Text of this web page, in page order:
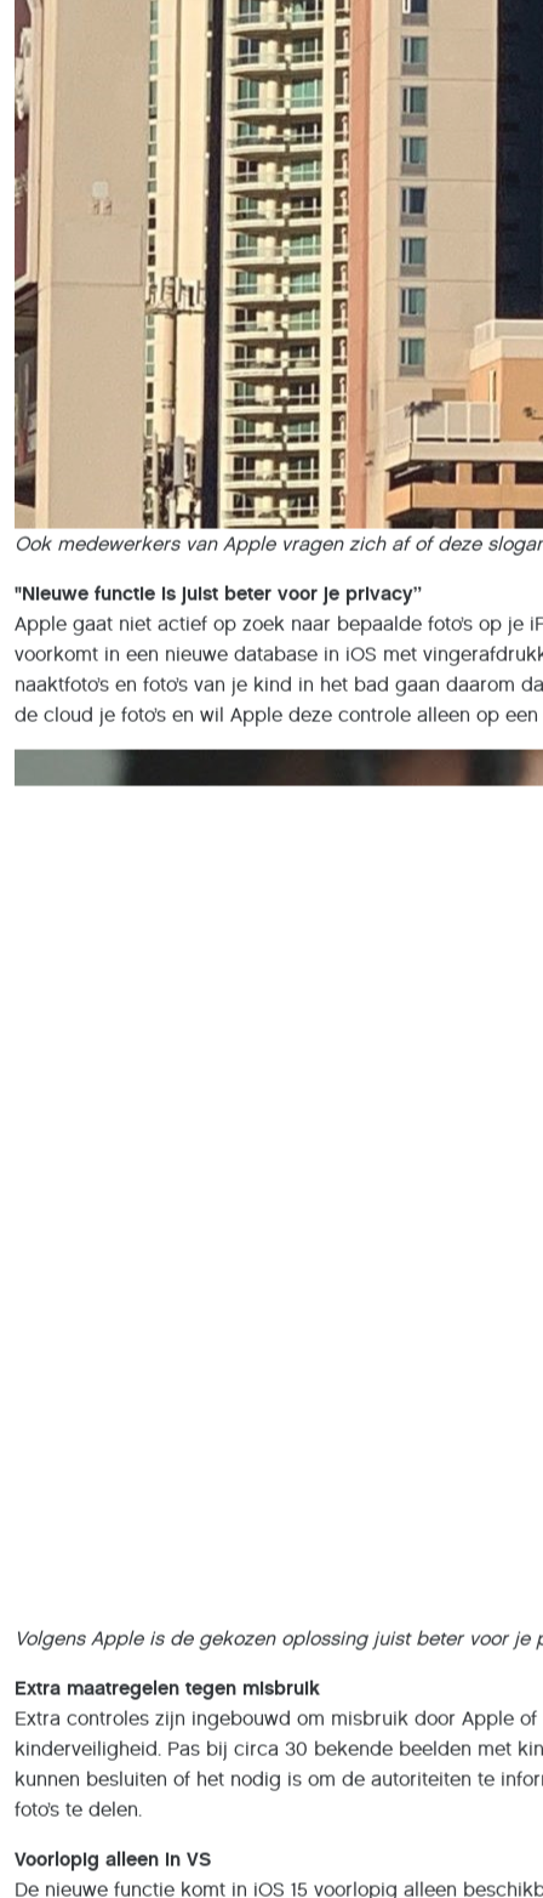
Ook medewerkers van Apple vragen zich af of deze
"Nieuwe functie is juist beter voor je privacy”
Apple gaat niet actief op zoek naar bepaalde foto’s op
voorkomt in een nieuwe database in iOS met
naaktfoto’s en foto’s van je kind in het bad gaan daarom
de cloud je foto’s en wil Apple deze controle alleen op
Volgens Apple is de gekozen oplossing juist beter voor je
Extra maatregelen tegen misbruik
Extra controles zijn ingebouwd om misbruik door Apple
kinderveiligheid. Pas bij circa 30 bekende beelden met
kunnen besluiten of het nodig is om de autoriteiten te
foto’s te delen.
Voorlopig alleen in VS
De nieuwe functie komt in iOS 15 voorlopig alleen